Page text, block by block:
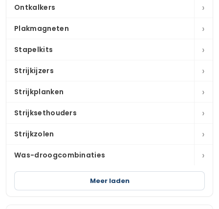
Ontkalkers ›
Plakmagneten ›
Stapelkits ›
Strijkijzers ›
Strijkplanken ›
Strijksethouders ›
Strijkzolen ›
Was-droogcombinaties ›
Meer laden